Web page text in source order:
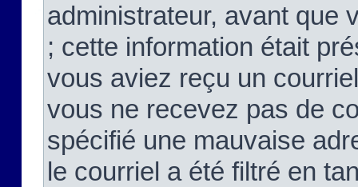
administrateur, avant que
; cette information était
vous aviez reçu un
vous ne recevez pas de
spécifié une mauvaise
le courriel a été filtré en